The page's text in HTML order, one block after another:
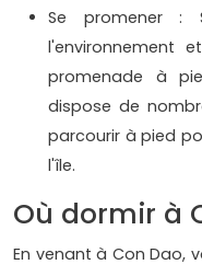
Se promener :
l'environnement
promenade à
dispose de
parcourir à pied
l'île.
Où dormir à
En venant à Con Dao,